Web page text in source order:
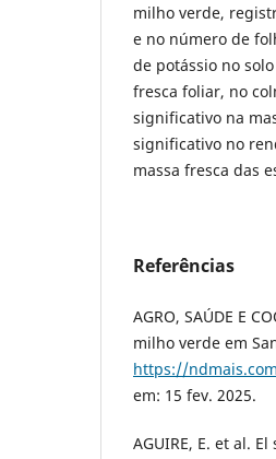
milho verde,
e no número de
de potássio no
fresca foliar, no
significativo na
significativo no
massa fresca das
Referências
AGRO, SAÚDE E
milho verde em
https://
em: 15 fev. 2025.
AGUIRE, E. et al.